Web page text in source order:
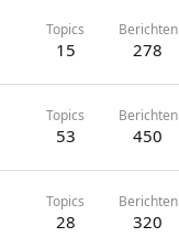
Topics
15
Berichten
278
Topics
53
Berichten
450
Topics
28
Berichten
320